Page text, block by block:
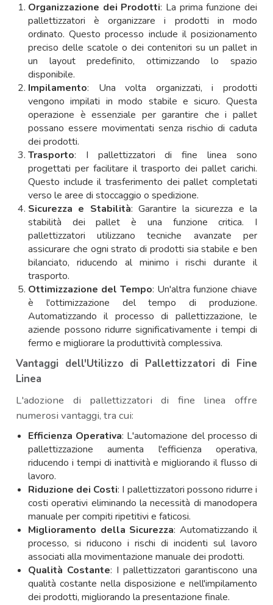
Organizzazione dei Prodotti: La prima funzione dei
pallettizzatori è organizzare i prodotti in modo
ordinato. Questo processo include il posizionamento
preciso delle scatole o dei contenitori su un pallet in
un layout predefinito, ottimizzando lo spazio
disponibile.
Impilamento: Una volta organizzati, i prodotti
vengono impilati in modo stabile e sicuro. Questa
operazione è essenziale per garantire che i pallet
possano essere movimentati senza rischio di caduta
dei prodotti.
Trasporto: I pallettizzatori di fine linea sono
progettati per facilitare il trasporto dei pallet carichi.
Questo include il trasferimento dei pallet completati
verso le aree di stoccaggio o spedizione.
Sicurezza e Stabilità: Garantire la sicurezza e la
stabilità dei pallet è una funzione critica. I
pallettizzatori utilizzano tecniche avanzate per
assicurare che ogni strato di prodotti sia stabile e ben
bilanciato, riducendo al minimo i rischi durante il
trasporto.
Ottimizzazione del Tempo: Un'altra funzione chiave
è l'ottimizzazione del tempo di produzione.
Automatizzando il processo di pallettizzazione, le
aziende possono ridurre significativamente i tempi di
fermo e migliorare la produttività complessiva.
Vantaggi dell'Utilizzo di Pallettizzatori di Fine
Linea
L'adozione di pallettizzatori di fine linea offre
numerosi vantaggi, tra cui:
Efficienza Operativa: L'automazione del processo di
pallettizzazione aumenta l'efficienza operativa,
riducendo i tempi di inattività e migliorando il flusso di
lavoro.
Riduzione dei Costi: I pallettizzatori possono ridurre i
costi operativi eliminando la necessità di manodopera
manuale per compiti ripetitivi e faticosi.
Miglioramento della Sicurezza: Automatizzando il
processo, si riducono i rischi di incidenti sul lavoro
associati alla movimentazione manuale dei prodotti.
Qualità Costante: I pallettizzatori garantiscono una
qualità costante nella disposizione e nell'impilamento
dei prodotti, migliorando la presentazione finale.